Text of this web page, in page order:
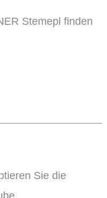
Stemepl finden
Sie die